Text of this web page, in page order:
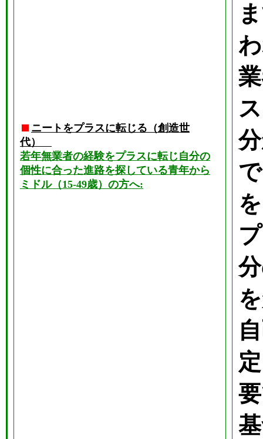
ニートをプラスに転じる（創造世
代）
若年無業者の経験をプラスに転じ自分の
個性に合った進路を探している青年から
ミドル（15-49歳）の方へ: